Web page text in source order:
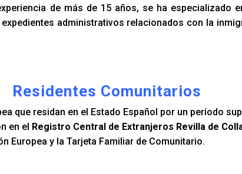
de más de 15 años, se ha especializado
expedientes administrativos relacionados con la
Residentes Comunitarios
que residan en el Estado Español por un período
en el Registro Central de Extranjeros Revilla de
Europea y la Tarjeta Familiar de Comunitario.